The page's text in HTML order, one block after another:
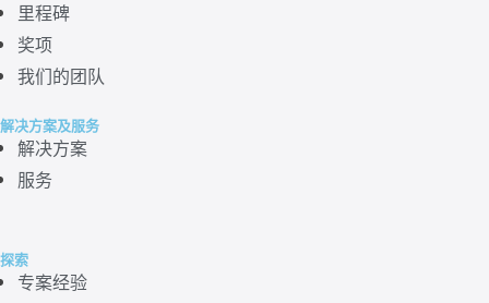
里程碑
奖项
我们的团队
解决方案及服务
解决方案
服务
探索
专案经验